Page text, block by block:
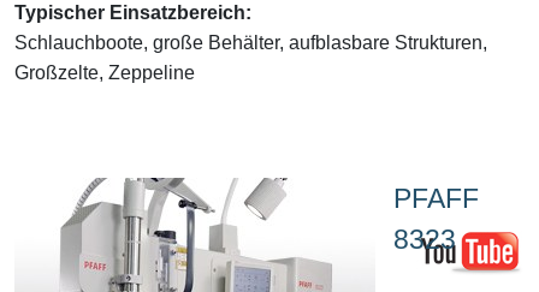
Typischer Einsatzbereich:
Schlauchboote, große Behälter, aufblasbare Strukturen,
Großzelte, Zeppeline
PFAFF
8323